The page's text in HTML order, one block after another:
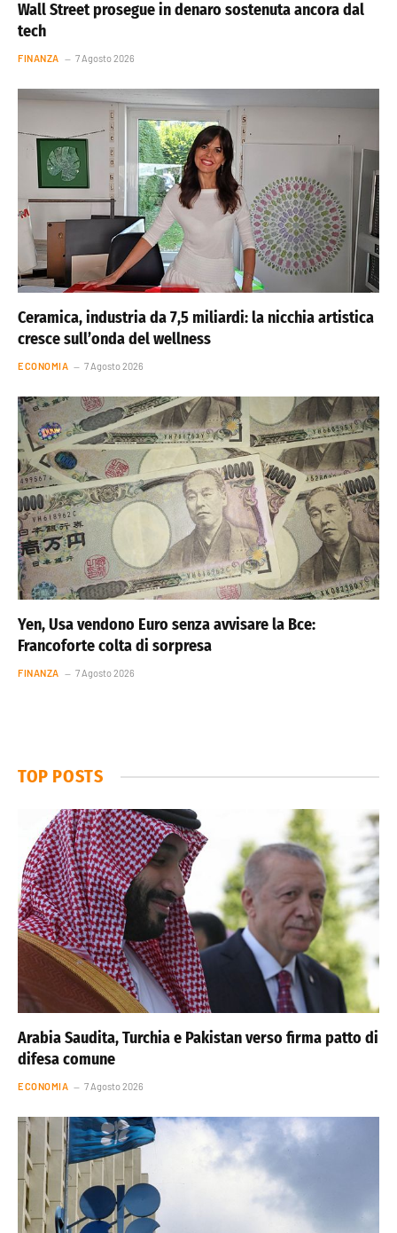
Wall Street prosegue in denaro sostenuta ancora dal
tech
FINANZA 7 Agosto 2026
Ceramica, industria da 7,5 miliardi: la nicchia artistica
cresce sull’onda del wellness
ECONOMIA 7 Agosto 2026
Yen, Usa vendono Euro senza avvisare la Bce:
Francoforte colta di sorpresa
FINANZA 7 Agosto 2026
TOP POSTS
Arabia Saudita, Turchia e Pakistan verso firma patto di
difesa comune
ECONOMIA 7 Agosto 2026